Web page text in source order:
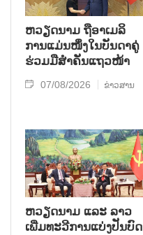
ຫ​ວຽດ​ນາມ ຖື​ອາ​ເມ​ລິ​
ການ​ແມ່ນ​ໜຶ່ງ​ໃນ​ບັນ​ດາ​ຄູ່​
ຮ່ວມ​ມື​ສຳ​ຄັນ​ແຖວ​ໜ້າ
07/08/2026 ຂ່າວສານ
ຫວຽດ​ນາມ ແລະ ລາວ​
ເພີ່ມ​ທະ​ວີ​ການ​ແບ່​ງ​ປັນ​ບົດ​